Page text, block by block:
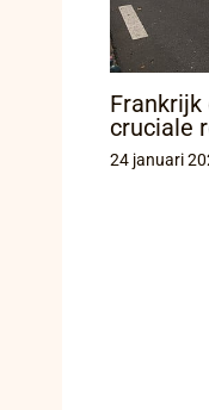
cruciale
24 januari